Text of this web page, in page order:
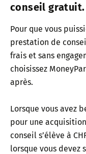
conseil gratuit.
Pour que vous
prestation de
frais et sans
choisissez
après.
Lorsque vous avez
pour une
conseil s’élève à
lorsque vous devez